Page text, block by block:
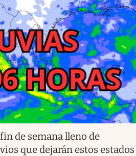
de semana lleno de
que dejarán estos estados